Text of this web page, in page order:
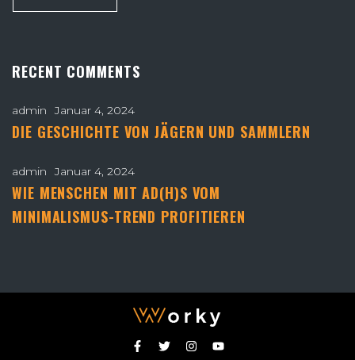
RECENT COMMENTS
admin Januar 4, 2024
DIE GESCHICHTE VON JÄGERN UND SAMMLERN
admin Januar 4, 2024
WIE MENSCHEN MIT AD(H)S VOM
MINIMALISMUS-TREND PROFITIEREN